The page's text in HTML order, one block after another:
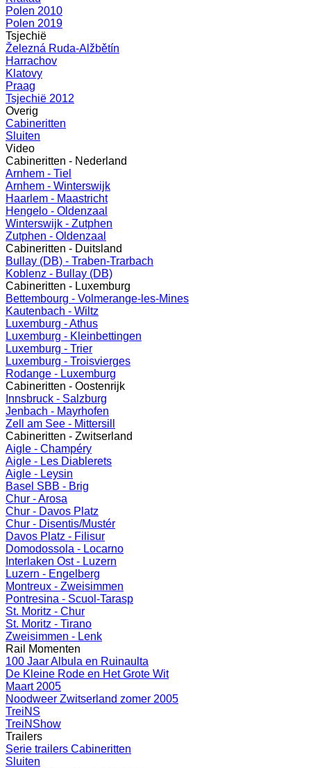
Polen 2010
Polen 2019
Tsjechië
Železná Ruda-Alžbětín
Harrachov
Klatovy
Praag
Tsjechië 2012
Overig
Cabineritten
Sluiten
Video
Cabineritten - Nederland
Arnhem - Tiel
Arnhem - Winterswijk
Haarlem - Maastricht
Hengelo - Oldenzaal
Winterswijk - Zutphen
Zutphen - Oldenzaal
Cabineritten - Duitsland
Bullay (DB) - Traben-Trarbach
Koblenz - Bullay (DB)
Cabineritten - Luxemburg
Bettembourg - Volmerange-les-Mines
Kautenbach - Wiltz
Luxemburg - Athus
Luxemburg - Kleinbettingen
Luxemburg - Trier
Luxemburg - Troisvierges
Rodange - Luxemburg
Cabineritten - Oostenrijk
Innsbruck - Salzburg
Jenbach - Mayrhofen
Zell am See - Mittersill
Cabineritten - Zwitserland
Aigle - Champéry
Aigle - Les Diablerets
Aigle - Leysin
Basel SBB - Brig
Chur - Arosa
Chur - Davos Platz
Chur - Disentis/Mustér
Davos Platz - Filisur
Domodossola - Locarno
Interlaken Ost - Luzern
Luzern - Engelberg
Montreux - Zweisimmen
Pontresina - Scuol-Tarasp
St. Moritz - Chur
St. Moritz - Tirano
Zweisimmen - Lenk
Rail Momenten
100 Jaar Albula en Ruinaulta
De Kleine Rode en Het Grote Wit
Maart 2005
Noodweer Zwitserland zomer 2005
TreiNS
TreiNShow
Trailers
Serie trailers Cabineritten
Sluiten